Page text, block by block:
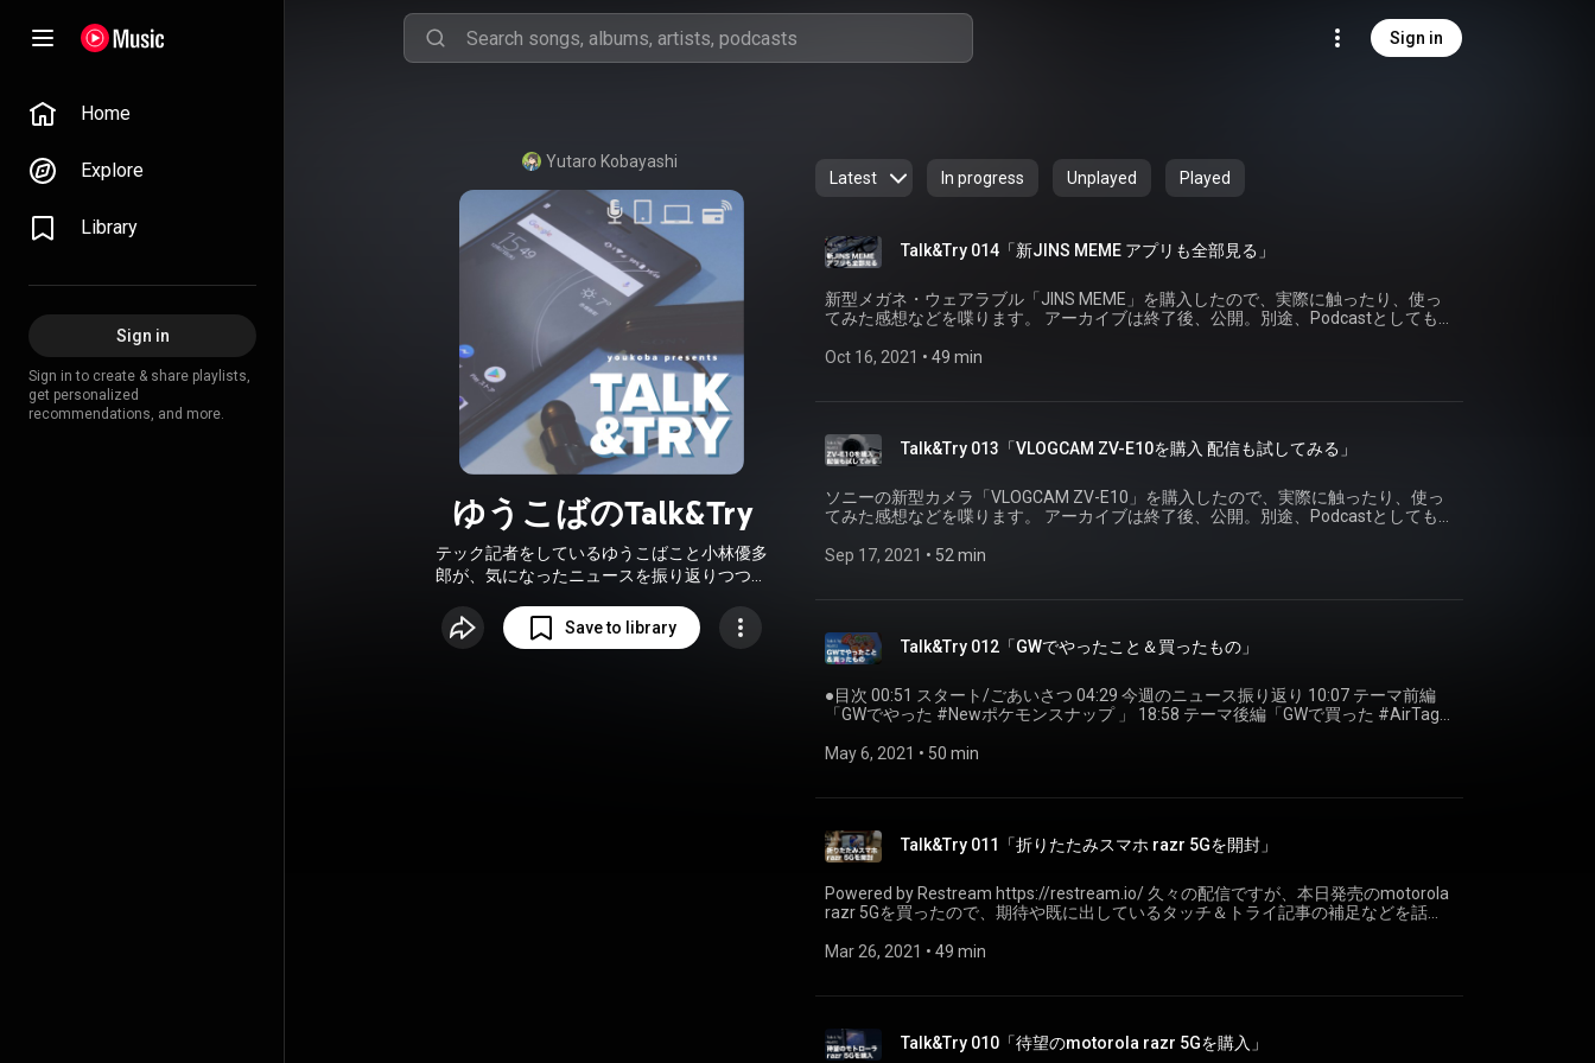
Sign in
Home
Explore
Library
Sign in
Sign in to create & share playlists,
get personalized
recommendations, and more.
Yutaro Kobayashi
ゆうこばのTalk&Try
テック記者をしているゆうこばこと小林優多
郎が、気になったニュースを振り返りつつ、
す。
Save to library
Latest In progress Unplayed Played
Talk&Try 014「新JINS MEME アプリも全部見る」
新型メガネ・ウェアラブル「JINS MEME」を購入したので、実際に触ったり、使っ
てみた感想などを喋ります。 アーカイブは終了後、公開。別途、Podcastとしても
Oct 16, 2021 • 49 min
Talk&Try 013「VLOGCAM ZV-E10を購入 配信も試してみる」
ソニーの新型カメラ「VLOGCAM ZV-E10」を購入したので、実際に触ったり、使っ
てみた感想などを喋ります。 アーカイブは終了後、公開。別途、Podcastとしても
げたり実機を確認したりします！ ------ 撮影者について - About this reporter:
Sep 17, 2021 • 52 min
Talk&Try 012「GWでやったこと＆買ったもの」
●目次 00:51 スタート/ごあいさつ 04:29 今週のニュース振り返り 10:07 テーマ前編
「GWでやった #Newポケモンスナップ 」 18:58 テーマ後編「GWで買った #AirTag
Speaceのテストがてら、GWでやったことや買ったものをざっくばらんに振り返り
May 6, 2021 • 50 min
Talk&Try 011「折りたたみスマホ razr 5Gを開封」
Powered by Restream https://restream.io/ 久々の配信ですが、本日発売のmotorola
razr 5Gを買ったので、期待や既に出しているタッチ＆トライ記事の補足などを話し
Mar 26, 2021 • 49 min
Talk&Try 010「待望のmotorola razr 5Gを購入」